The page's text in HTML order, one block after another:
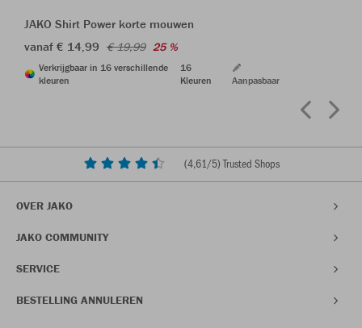
JAKO Shirt Power korte mouwen
vanaf € 14,99 € 19,99 25 %
Verkrijgbaar in 16 verschillende
kleuren
16
Kleuren
Aanpasbaar
(4,61/5) Trusted Shops
OVER JAKO
JAKO COMMUNITY
SERVICE
BESTELLING ANNULEREN